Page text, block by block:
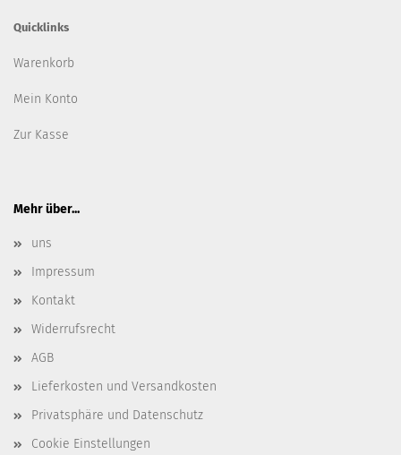
Quicklinks
Warenkorb
Mein Konto
Zur Kasse
Mehr über...
uns
Impressum
Kontakt
Widerrufsrecht
AGB
Lieferkosten und Versandkosten
Privatsphäre und Datenschutz
Cookie Einstellungen